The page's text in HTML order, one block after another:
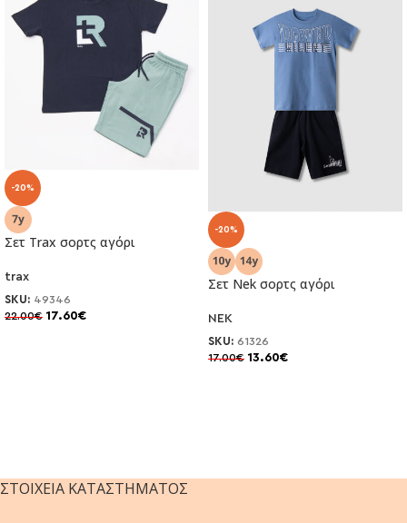
-20%
Σετ Trax σορτς αγόρι
trax
SKU: 49346
22.00€ 17.60€
-20%
Σετ Nek σορτς αγόρι
NEK
SKU: 61326
17.00€ 13.60€
ΣΤΟΙΧΕΊΑ ΚΑΤΑΣΤΉΜΑΤΟΣ